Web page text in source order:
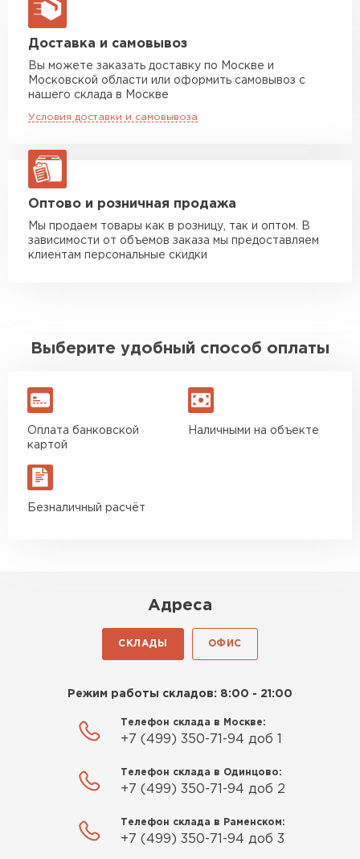
макс. длина груза 13,5 м
Манипулятор до 5 тн
Манипулятор до 10 тн
макс. длина груза 8 м
макс. длина груза 13,5 м
ЗАКАЗАТЬ С ДОСТАВКОЙ
Доставка и самовывоз
Вы можете заказать доставку по Москве и
Московской области или оформить самовывоз с
нашего склада в Москве
Условия доставки и самовывоза
Оптово и розничная продажа
Мы продаем товары как в розницу, так и оптом. В
зависимости от объемов заказа мы предоставляем
клиентам персональные скидки
Выберите удобный способ оплаты
Оплата банковской
картой
Наличными на объекте
Безналичный расчёт
Адреса
СКЛАДЫ ОФИС
Режим работы складов: 8:00 - 21:00
Телефон склада в Москве:
+7 (499) 350-71-94 доб 1
Телефон склада в Одинцово:
+7 (499) 350-71-94 доб 2
Телефон склада в Раменском:
+7 (499) 350-71-94 доб 3